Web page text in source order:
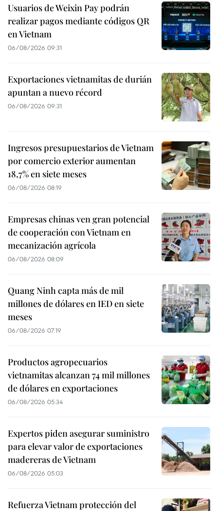
Usuarios de Weixin Pay podrán
realizar pagos mediante códigos QR
en Vietnam
06/08/2026 09:31
Exportaciones vietnamitas de durián
apuntan a nuevo récord
06/08/2026 09:31
Ingresos presupuestarios de Vietnam
por comercio exterior aumentan
18,7% en siete meses
06/08/2026 08:19
Empresas chinas ven gran potencial
de cooperación con Vietnam en
mecanización agrícola
06/08/2026 08:09
Quang Ninh capta más de mil
millones de dólares en IED en siete
meses
06/08/2026 07:19
Productos agropecuarios
vietnamitas alcanzan 74 mil millones
de dólares en exportaciones
06/08/2026 05:34
Expertos piden asegurar suministro
para elevar valor de exportaciones
madereras de Vietnam
06/08/2026 05:03
Refuerza Vietnam protección del